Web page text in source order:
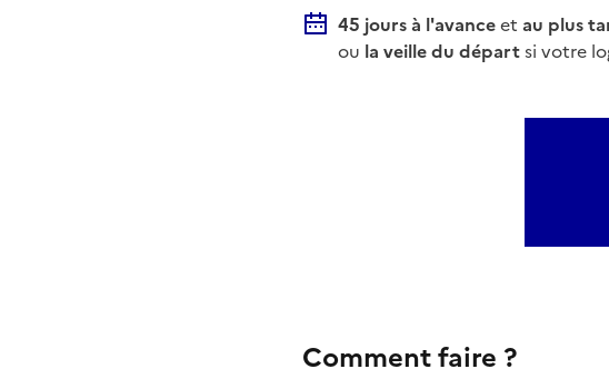
45 jours à l'avanceet au plus
ou la veille du départsi votre
Comment faire ?